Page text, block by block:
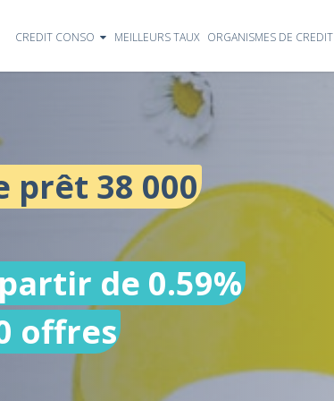
CREDIT CONSO MEILLEURS TAUX ORGANISMES DE CREDIT
prêt 38 000
de 0.59%
offres